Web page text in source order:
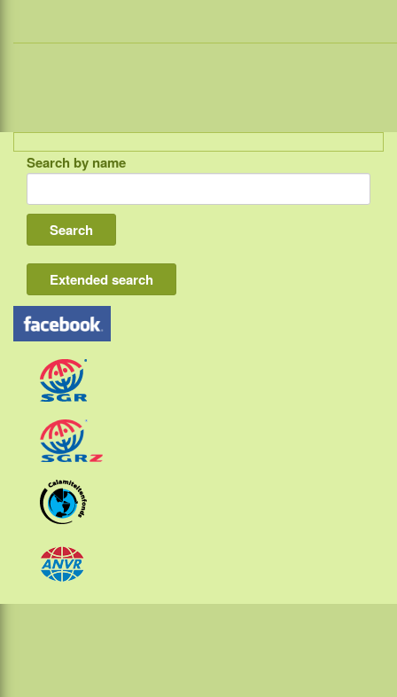
Indonesia
Bali
Lombok
Flores & Komodo
Other Sunda islands
Java
Kalimantan
Moluccas
Papua
Sumatra
Search by name
Extended search